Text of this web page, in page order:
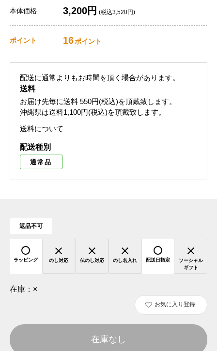
本体価格 3,200円 (税込3,520円)
ポイント 16ポイント
配送に通常よりもお時間を頂く場合があります。
送料
お届け先毎に送料 550円(税込)を頂戴致します。
沖縄県は送料1,100円(税込)を頂戴致します。
送料について
配送種別
通常品
返品不可
ラッピング のし対応 仏のし対応 のし名入れ 配送日指定
ソーシャル
ギフト
在庫： ×
お気に入り登録
在庫なし